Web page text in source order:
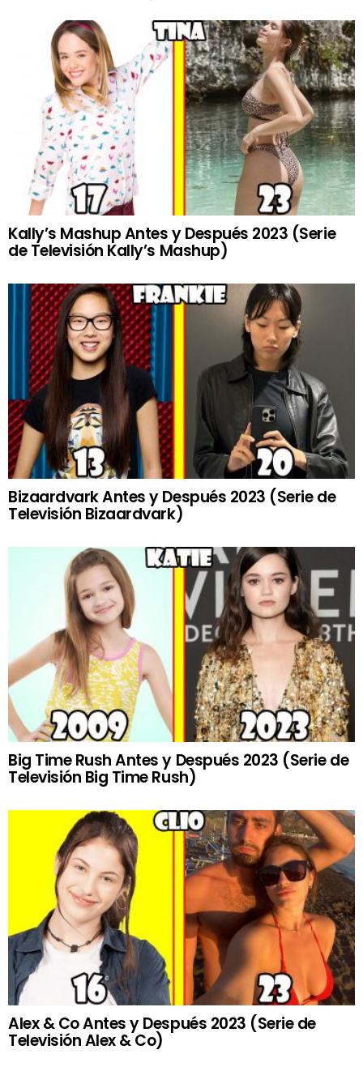
Kally’s Mashup Antes y Después 2023 (Serie
de Televisión Kally’s Mashup)
Bizaardvark Antes y Después 2023 (Serie de
Televisión Bizaardvark)
Big Time Rush Antes y Después 2023 (Serie de
Televisión Big Time Rush)
Alex & Co Antes y Después 2023 (Serie de
Televisión Alex & Co)